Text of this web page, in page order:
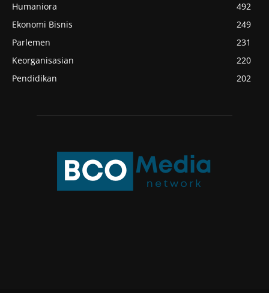
Humaniora
492
Ekonomi Bisnis
249
Parlemen
231
Keorganisasian
220
Pendidikan
202